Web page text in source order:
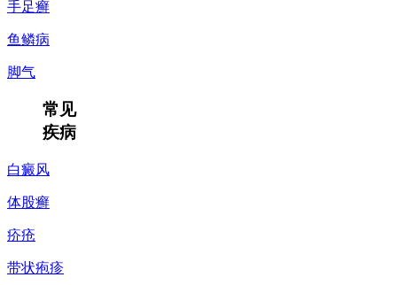
手足癣
鱼鳞病
脚气
常见
疾病
白癜风
体股癣
疥疮
带状疱疹